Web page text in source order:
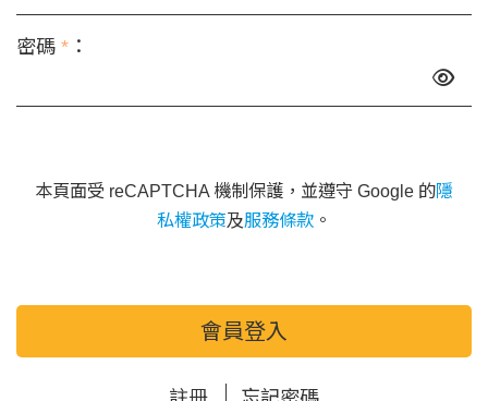
密碼 * ：
本頁面受 reCAPTCHA 機制保護，並遵守 Google 的隱
私權政策及服務條款 。
會員登入